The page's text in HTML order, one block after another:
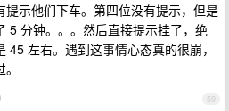
提示他们下车。第四位没有提示，但是
5 分钟。。。然后直接提示挂了，绝
45 左右。遇到这事情心态真的很崩，
59